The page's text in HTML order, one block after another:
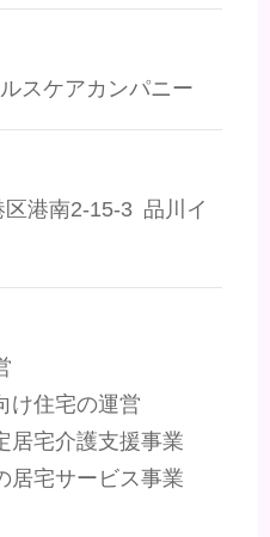
スケアカンパニー
港南2-15-3 品川イ
け住宅の運営
居宅介護支援事業
居宅サービス事業